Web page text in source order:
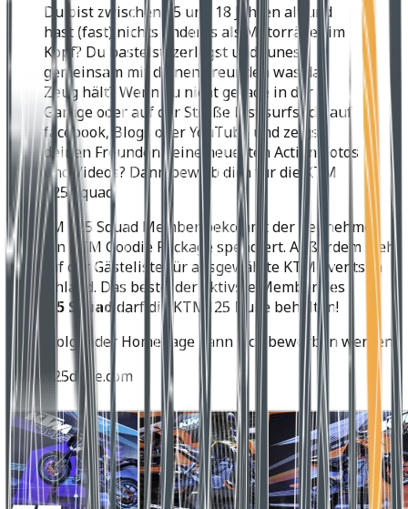
Du bist zwischen 15 und 18 Jahren alt und
hast (fast) nichts anderes als Motorräder im
Kopf? Du bastelst, zerlegst und tunest
gemeinsam mit deinen Freunden was das
Zeug hält? Wenn du nicht gerade in der
Garage oder auf der Straße bist surfst du auf
facebook, Blogs oder YouTube und zeigst
deinen Freunden deine neuesten Action-Fotos
und Videos? Dann bewirb dich für die KTM
125 Squad!
Als KTM 125 Squad Member bekommt der Teilnehmer
noch ein KTM Goodie Package spendiert. Außerdem steht
man auf der Gästeliste für ausgewählte KTM Events in
Deutschland. Das beste: der aktivste Member des
KTM125 Squaddarf die KTM125 Duke behalten!
Unter folgender Homepage kann sich beworben werden:
www.125duke.com